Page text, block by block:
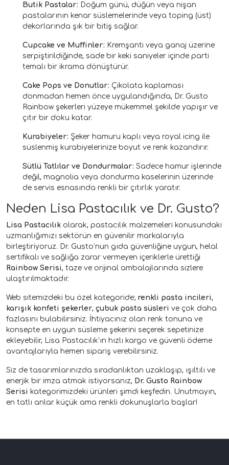
Butik Pastalar: Doğum günü, düğün veya nişan
pastalarının kenar süslemelerinde veya toping (üst)
dekorlarında şık bir bitiş sağlar.
Cupcake ve Muffinler: Kremşanti veya ganaj üzerine
serpiştirildiğinde, sade bir keki saniyeler içinde parti
temalı bir ikrama dönüştürür.
Cake Pops ve Donutlar: Çikolata kaplaması
donmadan hemen önce uygulandığında, Dr. Gusto
Rainbow şekerleri yüzeye mükemmel şekilde yapışır ve
çıtır bir doku katar.
Kurabiyeler: Şeker hamuru kaplı veya royal icing ile
süslenmiş kurabiyelerinize boyut ve renk kazandırır.
Sütlü Tatlılar ve Dondurmalar: Sadece hamur işlerinde
değil, magnolia veya dondurma kaselerinin üzerinde
de servis esnasında renkli bir çıtırlık yaratır.
Neden Lisa Pastacılık ve Dr. Gusto?
Lisa Pastacılık olarak, pastacılık malzemeleri konusundaki
uzmanlığımızı sektörün en güvenilir markalarıyla
birleştiriyoruz. Dr. Gusto’nun gıda güvenliğine uygun, helal
sertifikalı ve sağlığa zarar vermeyen içeriklerle ürettiği
Rainbow Serisi, taze ve orijinal ambalajlarında sizlere
ulaştırılmaktadır.
Web sitemizdeki bu özel kategoride; renkli pasta incileri,
karışık konfeti şekerler, çubuk pasta süsleri ve çok daha
fazlasını bulabilirsiniz. İhtiyacınız olan renk tonuna ve
konsepte en uygun süsleme şekerini seçerek sepetinize
ekleyebilir, Lisa Pastacılık’ın hızlı kargo ve güvenli ödeme
avantajlarıyla hemen sipariş verebilirsiniz.
Siz de tasarımlarınızda sıradanlıktan uzaklaşıp, ışıltılı ve
enerjik bir imza atmak istiyorsanız, Dr. Gusto Rainbow
Serisi kategorimizdeki ürünleri şimdi keşfedin. Unutmayın,
en tatlı anlar küçük ama renkli dokunuşlarla başlar!